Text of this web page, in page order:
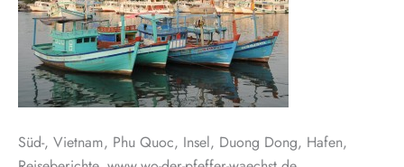
Süd-, Vietnam, Phu Quoc, Insel, Duong Dong, Hafen,